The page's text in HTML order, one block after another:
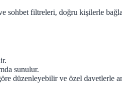
filtreleri, doğru kişilerle
sunulur.
düzenleyebilir ve özel davetlerle